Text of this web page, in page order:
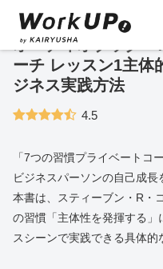
オーディオブック「
ーチ レッスン1主体
ジネス実践方法
4.5
「7つの習慣プライベートコ
ビジネスパーソンの自己成長
本書は、スティーブン・R・
の習慣「主体性を発揮する
スシーンで実践できる具体的